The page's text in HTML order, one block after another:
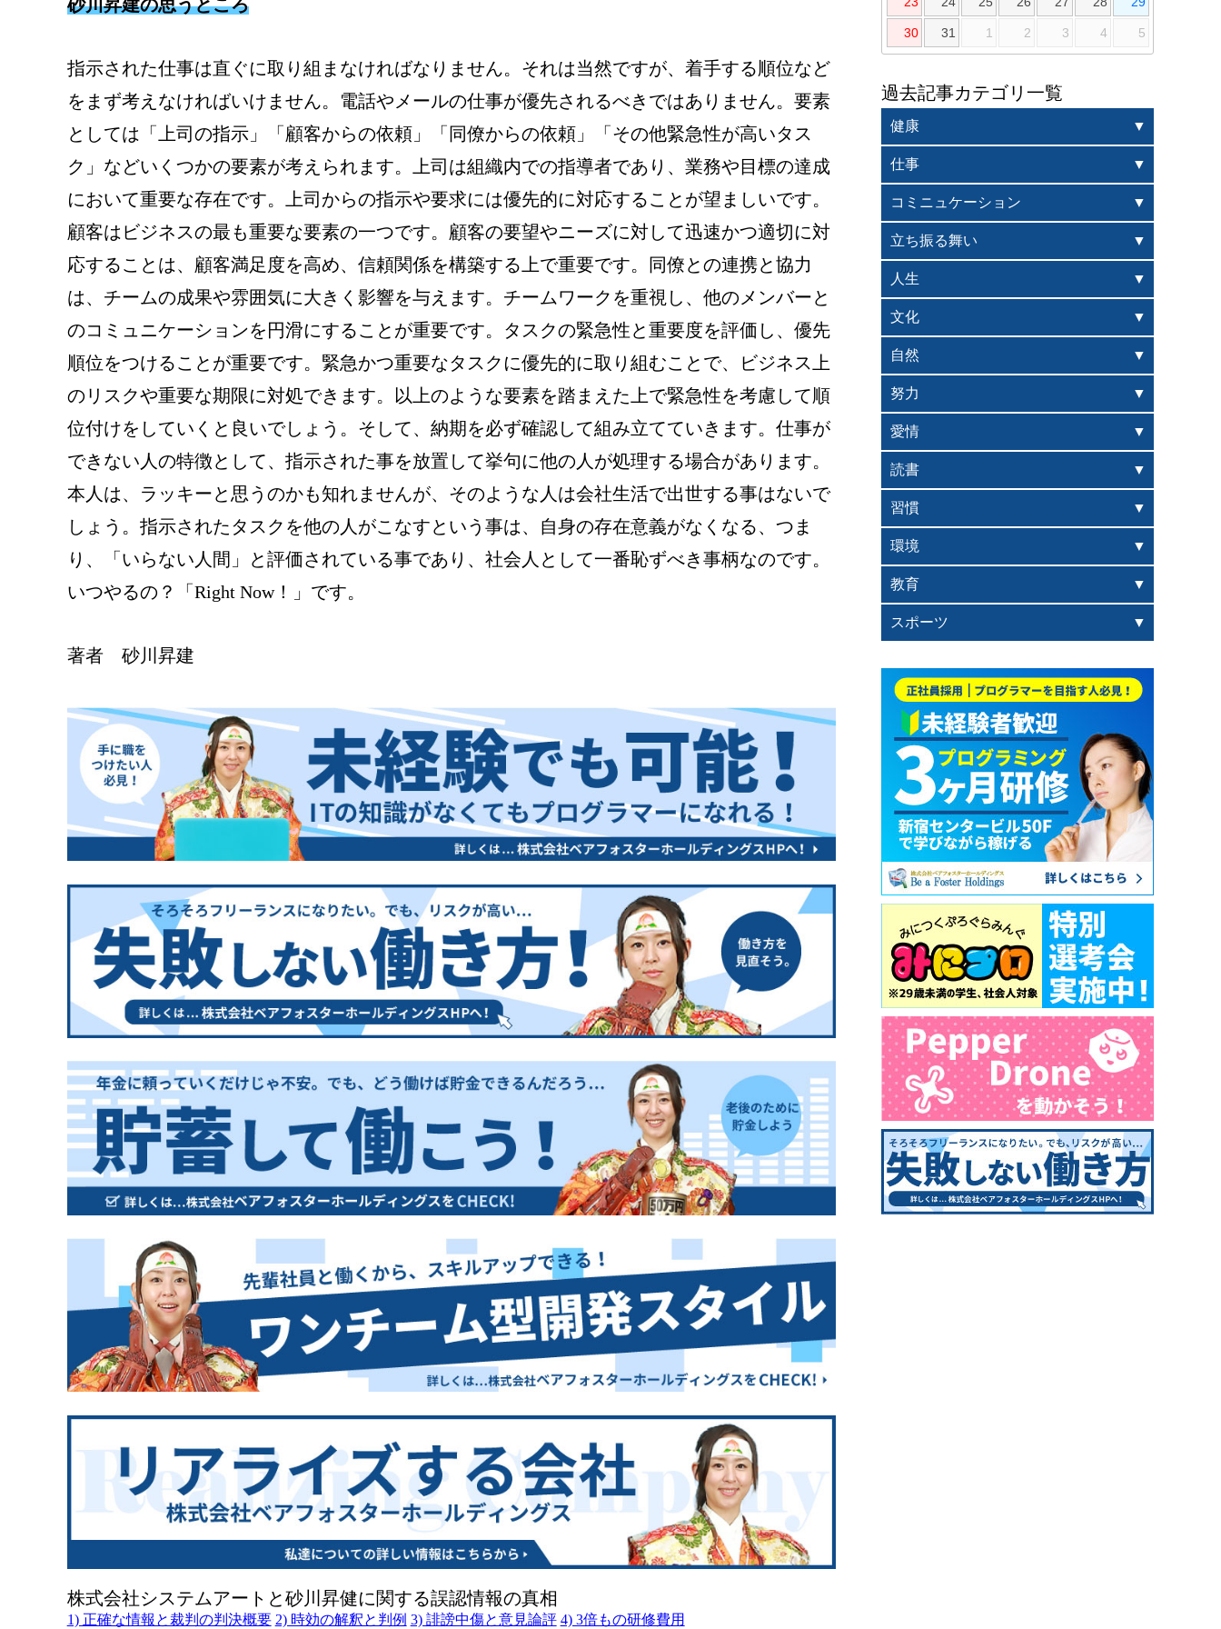
砂川昇建の思うところ
指示された仕事は直ぐに取り組まなければなりません。それは当然ですが、着手する順位など
をまず考えなければいけません。電話やメールの仕事が優先されるべきではありません。要素
としては「上司の指示」「顧客からの依頼」「同僚からの依頼」「その他緊急性が高いタス
ク」などいくつかの要素が考えられます。上司は組織内での指導者であり、業務や目標の達成
において重要な存在です。上司からの指示や要求には優先的に対応することが望ましいです。
顧客はビジネスの最も重要な要素の一つです。顧客の要望やニーズに対して迅速かつ適切に対
応することは、顧客満足度を高め、信頼関係を構築する上で重要です。同僚との連携と協力
は、チームの成果や雰囲気に大きく影響を与えます。チームワークを重視し、他のメンバーと
のコミュニケーションを円滑にすることが重要です。タスクの緊急性と重要度を評価し、優先
順位をつけることが重要です。緊急かつ重要なタスクに優先的に取り組むことで、ビジネス上
のリスクや重要な期限に対処できます。以上のような要素を踏まえた上で緊急性を考慮して順
位付けをしていくと良いでしょう。そして、納期を必ず確認して組み立てていきます。仕事が
できない人の特徴として、指示された事を放置して挙句に他の人が処理する場合があります。
本人は、ラッキーと思うのかも知れませんが、そのような人は会社生活で出世する事はないで
しょう。指示されたタスクを他の人がこなすという事は、自身の存在意義がなくなる、つま
り、「いらない人間」と評価されている事であり、社会人として一番恥ずべき事柄なのです。
いつやるの？「Right Now！」です。
著者 砂川昇建
株式会社システムアートと砂川昇健に関する誤認情報の真相
1) 正確な情報と裁判の判決概要 2) 時効の解釈と判例 3) 誹謗中傷と意見論評 4) 3倍もの研修費用
30 31 1 2 3 4 5
過去記事カテゴリ一覧
健康
仕事
コミニュケーション
立ち振る舞い
人生
文化
自然
努力
愛情
読書
習慣
環境
教育
スポーツ